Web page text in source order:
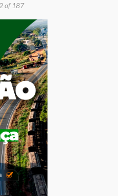
of 187